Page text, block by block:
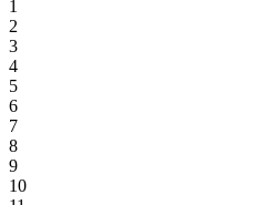
1
2
3
4
5
6
7
8
9
10